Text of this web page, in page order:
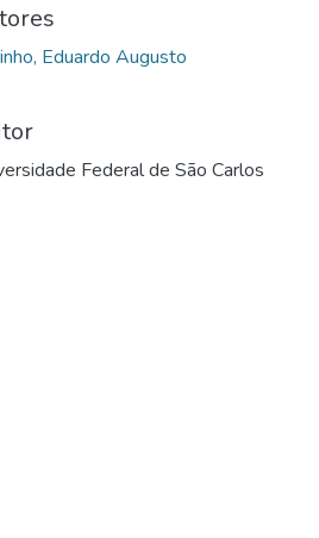
Eduardo Augusto
Federal de São Carlos